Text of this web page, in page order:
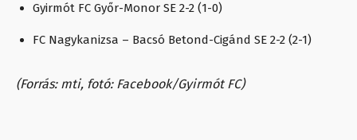
Gyirmót FC Győr-Monor SE 2-2 (1-0)
FC Nagykanizsa – Bacsó Betond-Cigánd SE 2-2 (2-1)
(Forrás: mti, fotó: Facebook/Gyirmót FC)